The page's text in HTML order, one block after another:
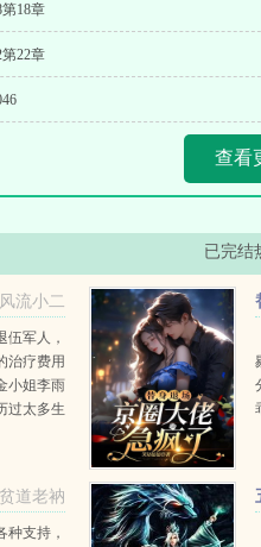
第18章
第22章
查看
已完结
风流小二
伍军人，
治疗费用
小姐李雨
过太多生
贫道老衲
种支持，